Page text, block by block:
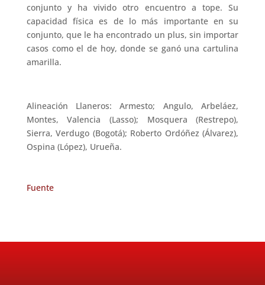
conjunto y ha vivido otro encuentro a tope. Su
capacidad física es de lo más importante en su
conjunto, que le ha encontrado un plus, sin importar
casos como el de hoy, donde se ganó una cartulina
amarilla.
Alineación Llaneros: Armesto; Angulo, Arbeláez,
Montes, Valencia (Lasso); Mosquera (Restrepo),
Sierra, Verdugo (Bogotá); Roberto Ordóñez (Álvarez),
Ospina (López), Urueña.
Fuente